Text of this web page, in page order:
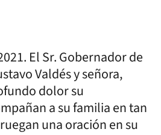
El Sr. Gobernador de
Valdés y señora,
dolor su
a su familia en tan
una oración en su